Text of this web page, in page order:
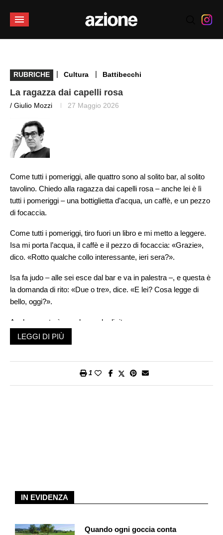
RUBRICHE | Cultura | Battibecchi
La ragazza dai capelli rosa
/ Giulio Mozzi 27 Maggio 2026
Come tutti i pomeriggi, alle quattro sono al solito bar, al solito
tavolino. Chiedo alla ragazza dai capelli rosa – anche lei è lì
tutti i pomeriggi – una bottiglietta d’acqua, un caffè, e un pezzo
di focaccia.
Come tutti i pomeriggi, tiro fuori un libro e mi metto a leggere.
Isa mi porta l’acqua, il caffè e il pezzo di focaccia: «Grazie»,
dico. «Rotto qualche collo interessante, ieri sera?».
Isa fa judo – alle sei esce dal bar e va in palestra –, e questa è
la domanda di rito: «Due o tre», dice. «E lei? Cosa legge di
bello, oggi?».
Anche questa è una domanda di rito.
Isa sbircia. «Che edizione elegante», dice.
«Per carità», dico. «Cervantes scrisse le
LEGGI DI PIÙ
1
IN EVIDENZA
Quando ogni goccia conta